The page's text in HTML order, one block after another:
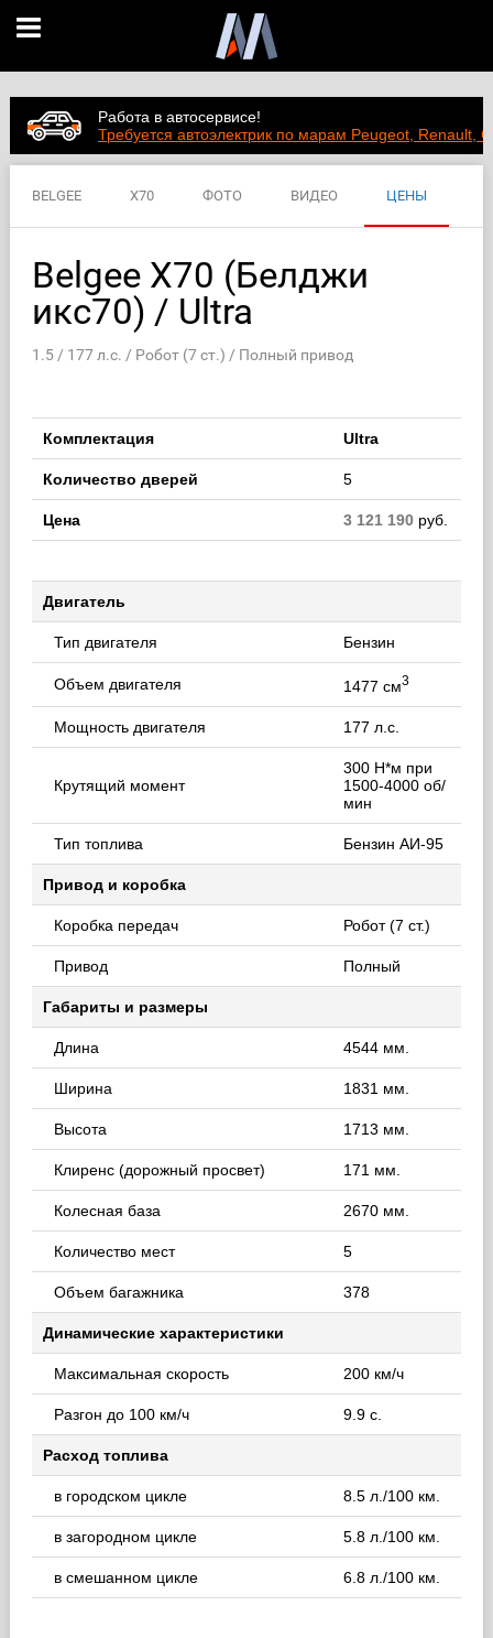
Работа в автосервисе!
Требуется автоэлектрик по марам Peugeot, Renault,
BELGEE X70 ФОТО ВИДЕО ЦЕНЫ
ХАРАКТЕРИСТИКИ
Belgee X70 (Белджи
икс70) / Ultra
1.5 / 177 л.с. / Робот (7 ст.) / Полный привод
Комплектация Ultra
Количество дверей 5
Цена 3 121 190руб.
Двигатель
Тип двигателя Бензин
Объем двигателя 1477 см3
Мощность двигателя 177 л.с.
Крутящий момент
300 Н*м при
1500-4000 об/
мин
Тип топлива Бензин АИ-95
Привод и коробка
Коробка передач Робот (7 ст.)
Привод Полный
Габариты и размеры
Длина 4544 мм.
Ширина 1831 мм.
Высота 1713 мм.
Клиренс (дорожный просвет) 171 мм.
Колесная база 2670 мм.
Количество мест 5
Объем багажника 378
Динамические характеристики
Максимальная скорость 200 км/ч
Разгон до 100 км/ч 9.9 с.
Расход топлива
в городском цикле 8.5 л./100 км.
в загородном цикле 5.8 л./100 км.
в смешанном цикле 6.8 л./100 км.